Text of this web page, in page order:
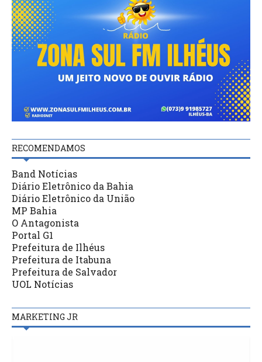
RECOMENDAMOS
Band Notícias
Diário Eletrônico da Bahia
Diário Eletrônico da União
MP Bahia
O Antagonista
Portal G1
Prefeitura de Ilhéus
Prefeitura de Itabuna
Prefeitura de Salvador
UOL Notícias
MARKETING JR